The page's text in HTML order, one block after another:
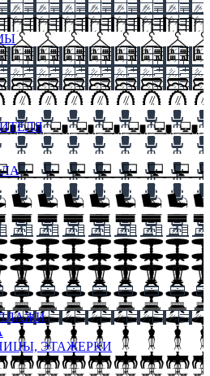
ЭТАЖЕРКИ